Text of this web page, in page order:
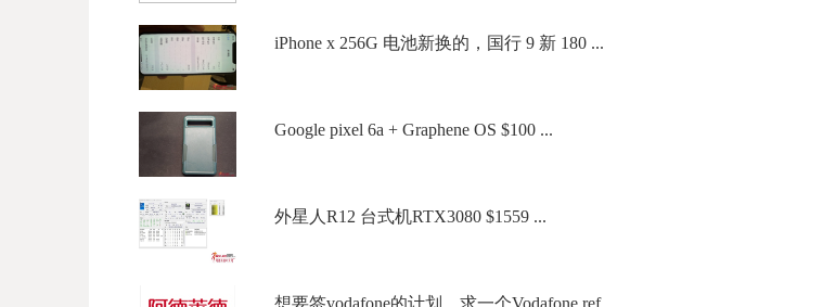
iPhone x 256G 电池新换的，国行 9 新 180 ...
Google pixel 6a + Graphene OS $100 ...
外星人R12 台式机RTX3080 $1559 ...
想要签vodafone的计划，求一个Vodafone ref ...